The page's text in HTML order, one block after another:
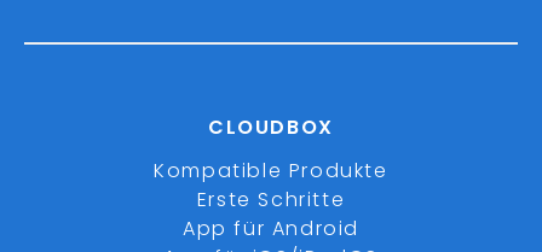
CLOUDBOX
Kompatible Produkte
Erste Schritte
App für Android